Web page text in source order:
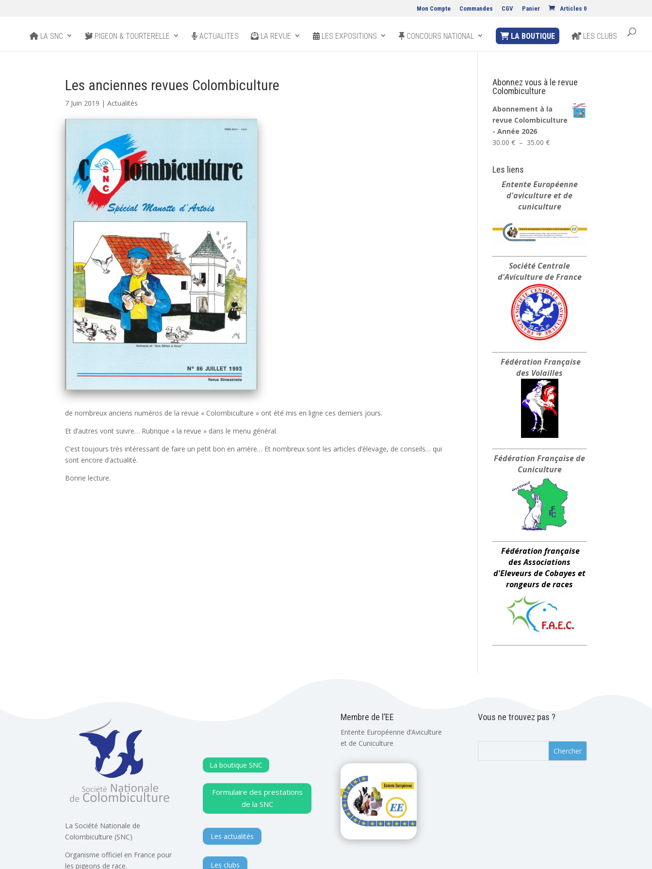
Mon Compte Commandes CGV Panier Articles 0
LA SNC PIGEON & TOURTERELLE ACTUALITES LA REVUE LES EXPOSITIONS CONCOURS NATIONAL LA BOUTIQUE LES CLUBS
Les anciennes revues Colombiculture
7 Juin 2019 |Actualités
de nombreux anciens numéros de la revue « Colombiculture » ont été mis en ligne ces derniers jours.
Et d’autres vont suivre… Rubrique « la revue » dans le menu général.
C’est toujours très intéressant de faire un petit bon en arrière… Et nombreux sont les articles d’élevage, de conseils… qui
sont encore d’actualité.
Bonne lecture.
Abonnez vous à le revue
Colombiculture
Abonnement à la
revue Colombiculture
- Année 2026
30.00€ – 35.00€Plage
à
35.00 €
Les liens
Entente Européenne
d'aviculture et de
cuniculture
Société Centrale
d'Aviculture de France
Fédération Française
des Volailles
Fédération Françaisede
Cuniculture
Fédération française
des Associations
d'Eleveurs de Cobayes et
rongeurs de races
La Société Nationale de
Colombiculture (SNC)
Organisme officiel en France pour
les pigeons de race.
La boutique SNC
Formulaire des prestations
de la SNC
Les actualités
Les clubs
Membre de l’EE
Entente Européenne d’Aviculture
et de Cuniculture
Vous ne trouvez pas ?